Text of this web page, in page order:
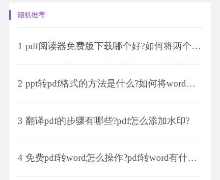
随机推荐
1 pdf阅读器免费版下载哪个好?如何将两个pdf合并成一个
2 ppt转pdf格式的方法是什么?如何将word文件转换为pdf格式?
3 翻译pdf的步骤有哪些?pdf怎么添加水印?
4 免费pdf转word怎么操作?pdf转word有什么注意事项?